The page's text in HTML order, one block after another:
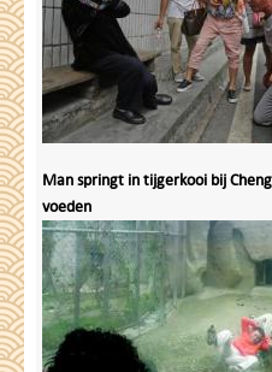
Man springt in tijgerkooi bij
voeden